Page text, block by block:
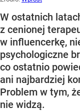
W ostatnich
z cenionej
w influencerkę,
psychologiczne
co ostatnio
ani najbardziej
Problem w tym,
nie widzą.